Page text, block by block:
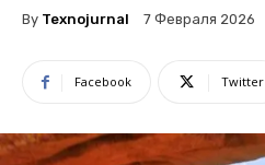
By Texnojurnal 7 Февраля 2026
Facebook Twitter